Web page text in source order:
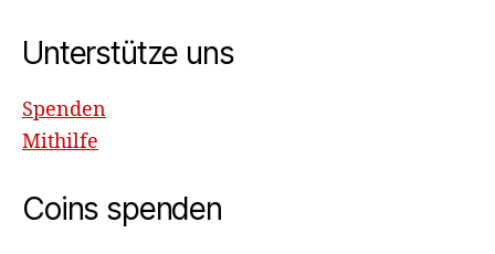
Unterstütze uns
Spenden
Mithilfe
Coins spenden